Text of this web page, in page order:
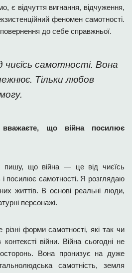
є відчуття вигнання, відчуження,
феномен самотності.
до себе справжньої.
чиєїсь самотності. Вона
Тільки любов
що війна посилює
пишу, що війна — це від чиєїсь
і посилює самотності. Я розглядаю
життів. В основі реальні люди,
персонажі.
форми самотності, які так чи
війни. Війна сьогодні не
Вона пронизує на дуже
самотність, земля